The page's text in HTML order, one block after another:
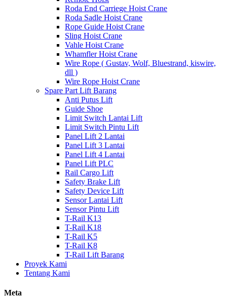
Roda End Carriege Hoist Crane
Roda Sadle Hoist Crane
Rope Guide Hoist Crane
Sling Hoist Crane
Vahle Hoist Crane
Whamfler Hoist Crane
Wire Rope ( Gustav, Wolf, Bluestrand, kiswire,
dll )
Wire Rope Hoist Crane
Spare Part Lift Barang
Anti Putus Lift
Guide Shoe
Limit Switch Lantai Lift
Limit Switch Pintu Lift
Panel Lift 2 Lantai
Panel Lift 3 Lantai
Panel Lift 4 Lantai
Panel Lift PLC
Rail Cargo Lift
Safety Brake Lift
Safety Device Lift
Sensor Lantai Lift
Sensor Pintu Lift
T-Rail K13
T-Rail K18
T-Rail K5
T-Rail K8
T-Rail Lift Barang
Proyek Kami
Tentang Kami
Meta